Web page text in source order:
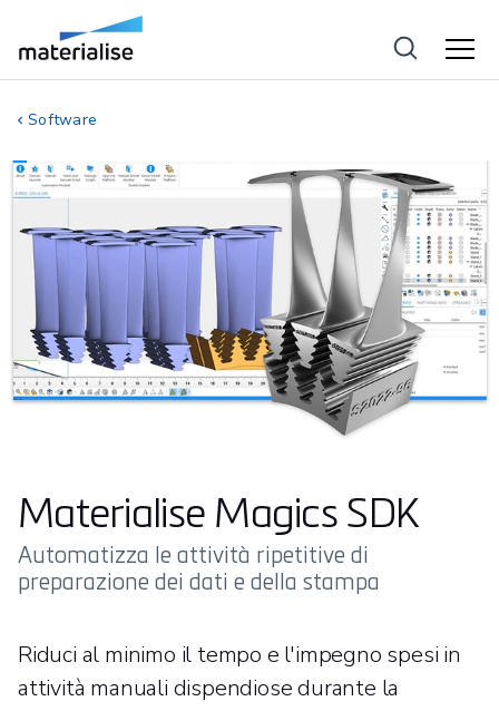
Software
Materialise Magics SDK
Automatizza le attività ripetitive di
preparazione dei dati e della stampa
Riduci al minimo il tempo e l'impegno spesi in
attività manuali dispendiose durante la